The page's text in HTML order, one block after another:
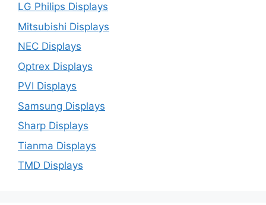
LG Philips Displays
Mitsubishi Displays
NEC Displays
Optrex Displays
PVI Displays
Samsung Displays
Sharp Displays
Tianma Displays
TMD Displays